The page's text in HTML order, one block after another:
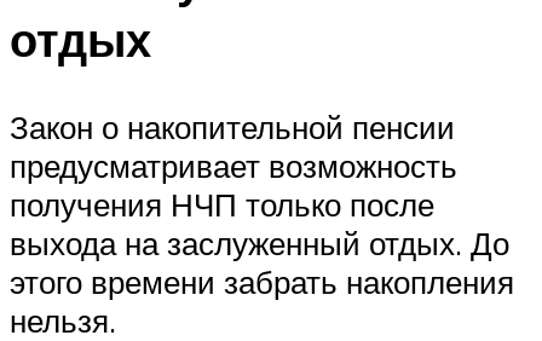
отдых
Закон о накопительной пенсии
предусматривает возможность
получения НЧП только после
выхода на заслуженный отдых. До
этого времени забрать накопления
нельзя.